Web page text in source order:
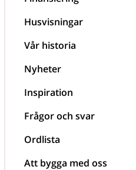
Husvisningar
Vår historia
Nyheter
Inspiration
Frågor och svar
Ordlista
Att bygga med oss